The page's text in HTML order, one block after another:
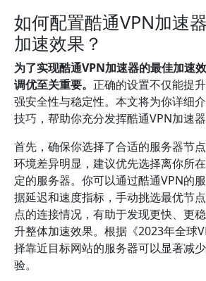
如何配置酷通VPN加速
加速效果？
为了实现酷通VPN加速器的最佳加速
调优至关重要。 正确的设置不仅能提
强安全性与稳定性。本文将为你详细
技巧，帮助你充分发挥酷通VPN加速器
首先，确保你选择了合适的服务器节
环境差异明显，建议优先选择离你所
定的服务器。你可以通过酷通VPN的
据延迟和速度指标，手动挑选最优节
点的连接情况，有助于发现更快、更
升整体加速效果。根据《2023年全球
择靠近目标网站的服务器可以显著减
验。